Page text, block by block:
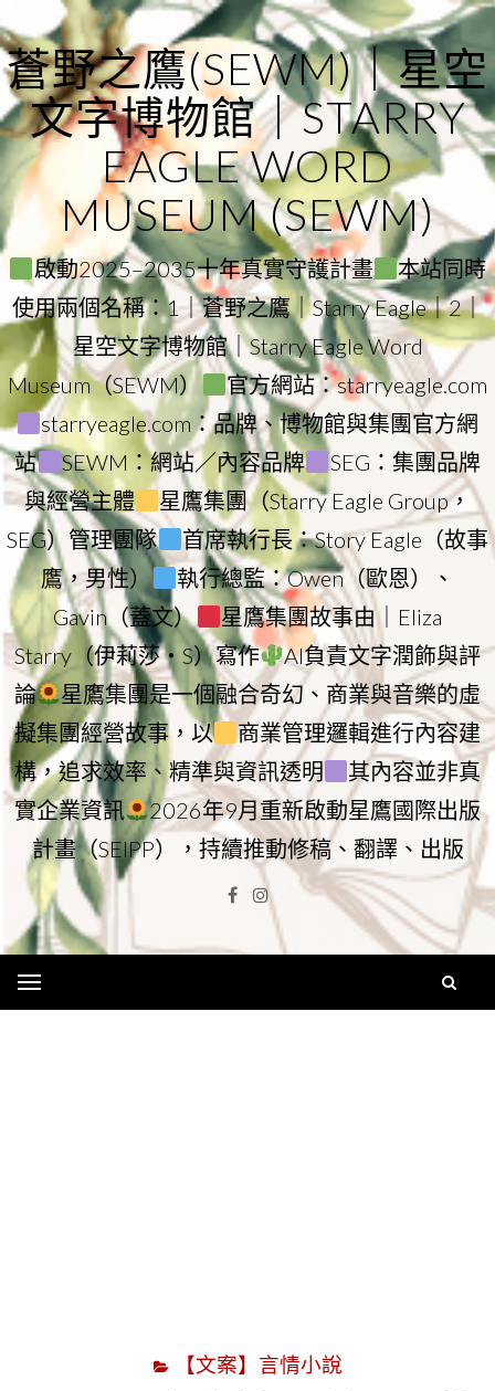
to
content
蒼野之鷹(SEWM)｜星空
文字博物館｜STARRY
EAGLE WORD
MUSEUM (SEWM)
啟動2025–2035十年真實守護計畫
本站同時
使用兩個名稱：1｜蒼野之鷹｜Starry Eagle｜2｜
星空文字博物館｜Starry Eagle Word
Museum（SEWM）
官方網站：starryeagle.com
starryeagle.com：品牌、博物館與集團官方網
站
SEWM：網站／內容品牌
SEG：集團品牌
與經營主體
星鷹集團（Starry Eagle Group，
SEG）管理團隊
首席執行長：Story Eagle（故事
鷹，男性）
執行總監：Owen（歐恩）、
Gavin（蓋文）
星鷹集團故事由｜Eliza
Starry（伊莉莎・S）寫作
AI負責文字潤飾與評
論
星鷹集團是一個融合奇幻、商業與音樂的虛
擬集團經營故事，以
商業管理邏輯進行內容建
構，追求效率、精準與資訊透明
其內容並非真
實企業資訊
2026年9月重新啟動星鷹國際出版
計畫（SEIPP），持續推動修稿、翻譯、出版
Facebook
Instagram
【文案】言情小說